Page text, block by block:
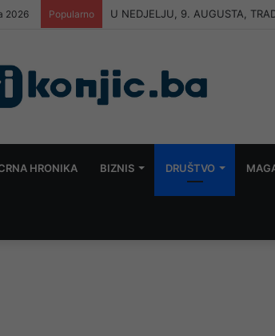
2026 Popularno U NEDJELJU, 9. AUGUSTA,
HRONIKA BIZNIS DRUŠTVO